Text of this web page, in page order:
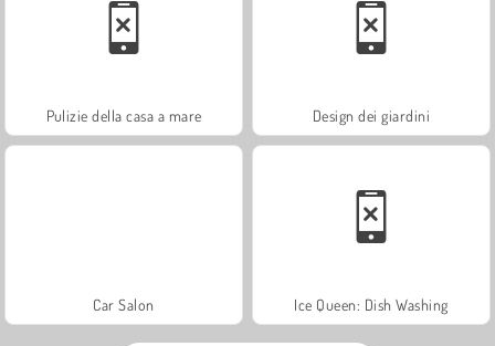
Pulizie della casa a mare Design dei giardini
Car Salon Ice Queen: Dish Washing